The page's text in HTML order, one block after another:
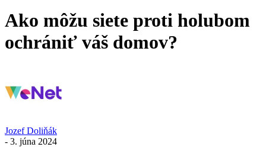
Ako môžu siete proti holubom
ochrániť váš domov?
Jozef Doliňák
- 3. júna 2024